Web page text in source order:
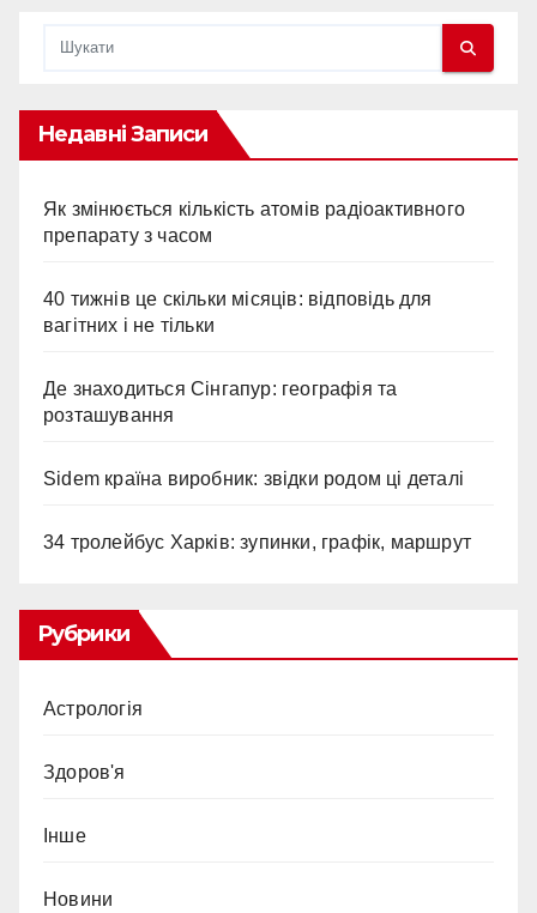
Недавні Записи
Як змінюється кількість атомів радіоактивного
препарату з часом
40 тижнів це скільки місяців: відповідь для
вагітних і не тільки
Де знаходиться Сінгапур: географія та
розташування
Sidem країна виробник: звідки родом ці деталі
34 тролейбус Харків: зупинки, графік, маршрут
Рубрики
Астрологія
Здоров'я
Інше
Новини